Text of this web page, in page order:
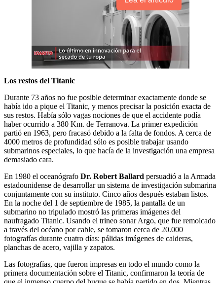
Los restos del Titanic
Durante 73 años no fue posible determinar exactamente donde se
había ido a pique el Titanic, y menos precisar la posición exacta de
sus restos. Había sólo vagas nociones de que el accidente podía
haber ocurrido a 380 Km. de Terranova. La primer expedición
partió en 1963, pero fracasó debido a la falta de fondos. A cerca de
4000 metros de profundidad sólo es posible trabajar usando
submarinos especiales, lo que hacía de la investigación una empresa
demasiado cara.
En 1980 el oceanógrafo Dr. Robert Ballard persuadió a la Armada
estadounidense de desarrollar un sistema de investigación submarina
conjuntamente con su instituto. Cinco años después estaban listos.
En la noche del 1 de septiembre de 1985, la pantalla de un
submarino no tripulado mostró las primeras imágenes del
naufragado Titanic. Usando el trineo sonar Argo, que fue remolcado
a través del océano por cable, se tomaron cerca de 20.000
fotografías durante cuatro días: pálidas imágenes de calderas,
planchas de acero, vajilla y zapatos.
Las fotografías, que fueron impresas en todo el mundo como la
primera documentación sobre el Titanic, confirmaron la teoría de